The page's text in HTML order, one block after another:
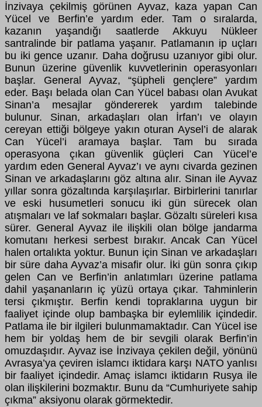
İnzivaya çekilmiş görünen Ayvaz, kaza yapan Can
Yücel ve Berfin’e yardım eder. Tam o sıralarda,
kazanın yaşandığı saatlerde Akkuyu Nükleer
santralinde bir patlama yaşanır. Patlamanın ip uçları
bu iki gence uzanır. Daha doğrusu uzanıyor gibi olur.
Bunun üzerine güvenlik kuvvetlerinin operasyonları
başlar. General Ayvaz, “şüpheli gençlere” yardım
eder. Başı belada olan Can Yücel babası olan Avukat
Sinan’a mesajlar göndererek yardım talebinde
bulunur. Sinan, arkadaşları olan İrfan’ı ve olayın
cereyan ettiği bölgeye yakın oturan Aysel’i de alarak
Can Yücel’i aramaya başlar. Tam bu sırada
operasyona çıkan güvenlik güçleri Can Yücel’e
yardım eden General Ayvaz’ı ve aynı civarda gezinen
Sinan ve arkadaşlarını göz altına alır. Sinan ile Ayvaz
yıllar sonra gözaltında karşılaşırlar. Birbirlerini tanırlar
ve eski husumetleri sonucu iki gün sürecek olan
atışmaları ve laf sokmaları başlar. Gözaltı süreleri kısa
sürer. General Ayvaz ile ilişkili olan bölge jandarma
komutanı herkesi serbest bırakır. Ancak Can Yücel
halen ortalıkta yoktur. Bunun için Sinan ve arkadaşları
bir süre daha Ayvaz’a misafir olur. İki gün sonra çıkıp
gelen Can ve Berfin’in anlatımları üzerine patlama
dahil yaşananların iç yüzü ortaya çıkar. Tahminlerin
tersi çıkmıştır. Berfin kendi topraklarına uygun bir
faaliyet içinde olup bambaşka bir eylemlilik içindedir.
Patlama ile bir ilgileri bulunmamaktadır. Can Yücel ise
hem bir yoldaş hem de bir sevgili olarak Berfin’in
omuzdaşıdır. Ayvaz ise İnzivaya çekilen değil, yönünü
Avrasya’ya çeviren islamcı iktidara karşı NATO yanlısı
bir faaliyet içindedir. Amaç islamcı iktidarın Rusya ile
olan ilişkilerini bozmaktır. Bunu da “Cumhuriyete sahip
çıkma” aksiyonu olarak görmektedir.